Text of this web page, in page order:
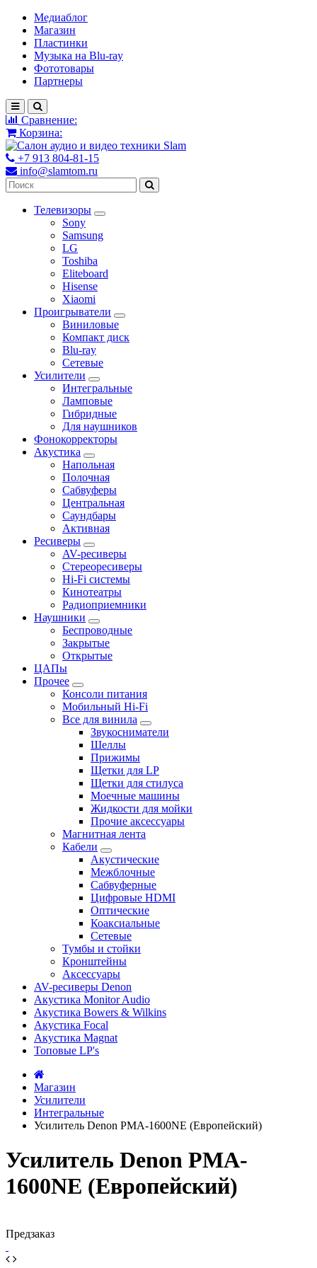
Медиаблог
Магазин
Пластинки
Музыка на Blu-ray
Фототовары
Партнеры
Сравнение:
Корзина:
+7 913 804-81-15
info@slamtom.ru
Телевизоры
Sony
Samsung
LG
Toshiba
Eliteboard
Hisense
Xiaomi
Проигрыватели
Виниловые
Компакт диск
Blu-ray
Сетевые
Усилители
Интегральные
Ламповые
Гибридные
Для наушников
Фонокорректоры
Акустика
Напольная
Полочная
Сабвуферы
Центральная
Саундбары
Активная
Ресиверы
AV-ресиверы
Стереоресиверы
Hi-Fi системы
Кинотеатры
Радиоприемники
Наушники
Беспроводные
Закрытые
Открытые
ЦАПы
Прочее
Консоли питания
Мобильный Hi-Fi
Все для винила
Звукосниматели
Шеллы
Прижимы
Щетки для LP
Щетки для стилуса
Моечные машины
Жидкости для мойки
Прочие аксессуары
Магнитная лента
Кабели
Акустические
Межблочные
Сабвуферные
Цифровые HDMI
Оптические
Коаксиальные
Сетевые
Тумбы и стойки
Кронштейны
Аксессуары
AV-ресиверы Denon
Акустика Monitor Audio
Акустика Bowers & Wilkins
Акустика Focal
Акустика Magnat
Топовые LP's
Магазин
Усилители
Интегральные
Усилитель Denon PMA-1600NE (Европейский)
Усилитель Denon PMA-
1600NE (Европейский)
Предзаказ